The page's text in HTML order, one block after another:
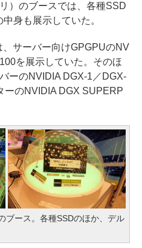
）のブースでは、各種SSD
身も展示していた。
サーバー向けGPGPUのNV
を展示していた。そのほ
ーのNVIDIA DGX-1／DGX-
ーのNVIDIA DGX SUPERP
ブース。各種SSDのほか、デル